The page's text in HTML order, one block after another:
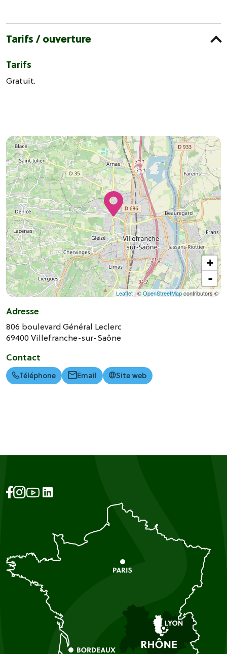
Tarifs / ouverture
Tarifs
Gratuit.
+
-
Leaflet| ©OpenStreetMapcontributors ©
Adresse
806 boulevard Général Leclerc
69400Villefranche-sur-Saône
Contact
Téléphone Email Site web